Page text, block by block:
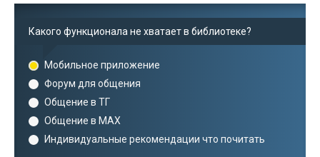
Какого функционала не хватает в библиотеке?
Мобильное приложение
Форум для общения
Общение в ТГ
Общение в MAX
Индивидуальные рекомендации что почитать